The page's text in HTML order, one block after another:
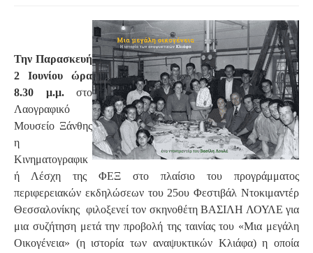
Την Παρασκευή
2 Ιουνίου ώρα
8.30 μ.μ. στο
Λαογραφικό
Μουσείο Ξάνθης
η
Κινηματογραφικ
ή Λέσχη της ΦΕΞ στο πλαίσιο του προγράμματος
περιφερειακών εκδηλώσεων του 25ου Φεστιβάλ Ντοκιμαντέρ
Θεσσαλονίκης φιλοξενεί τον σκηνοθέτη ΒΑΣΙΛΗ ΛΟΥΛΕ για
μια συζήτηση μετά την προβολή της ταινίας του «Μια μεγάλη
Οικογένεια» (η ιστορία των αναψυκτικών Κλιάφα) η οποία